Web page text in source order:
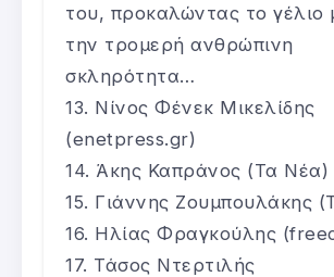
του, προκαλώντας το γέλιο
την τρομερή ανθρώπινη
σκληρότητα…
Νίνος Φένεκ Μικελίδης
(enetpress.gr)
Άκης Καπράνος (Τα Νέα)
Γιάννης Ζουμπουλάκης
Ηλίας Φραγκούλης
Τάσος Ντερτιλής